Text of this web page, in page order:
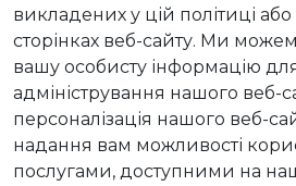
викладених у цій політиці
сторінках веб-сайту. Ми
вашу особисту інформацію
адміністрування нашого веб-
персоналізація нашого веб-
надання вам можливості
послугами, доступними на